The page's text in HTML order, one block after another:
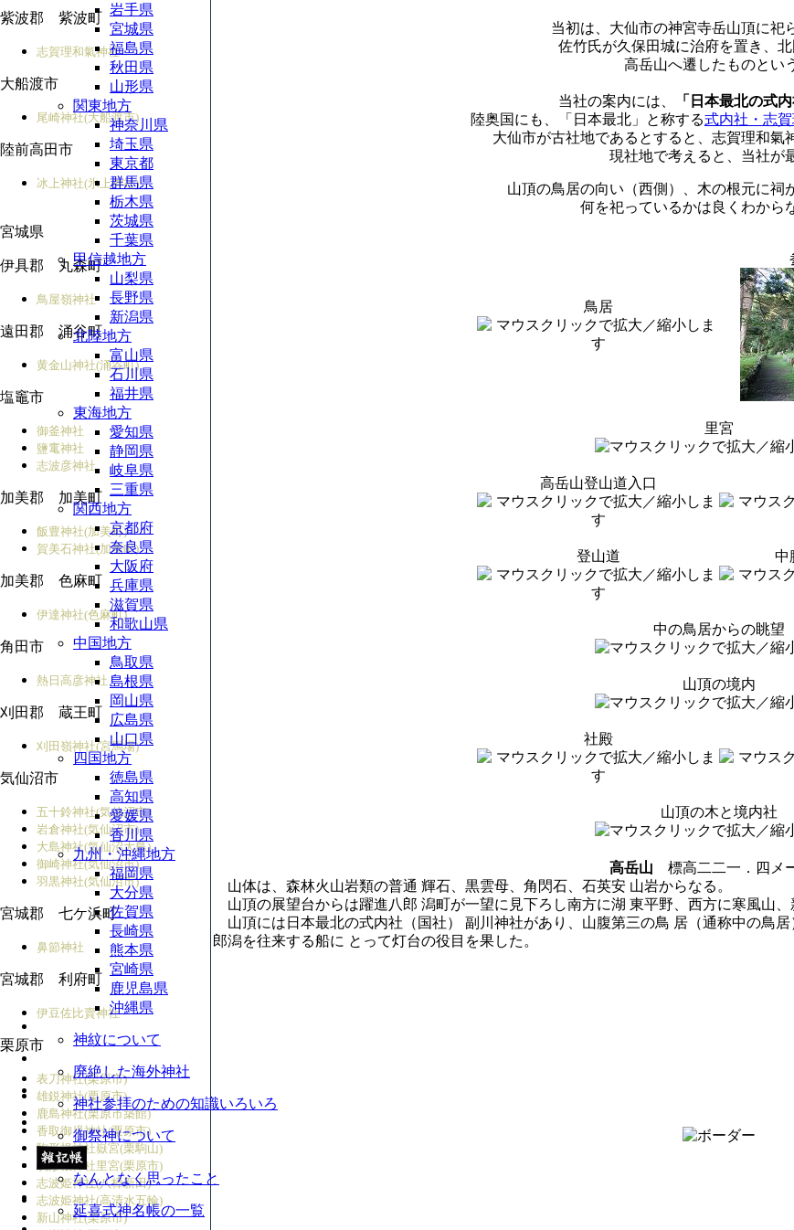
当初は、大仙市の神宮寺岳山頂に祀
佐竹氏が久保田城に治府を置き、
高岳山へ遷したものとい
当社の案内には、 「日本最北の式内
陸奥国にも、「日本最北」と称する式内社・志
大仙市が古社地であるとすると、志賀理和氣
現社地で考えると、当社が
山頂の鳥居の向い（西側）、木の根元に祠
何を祀っているかは良くわから
鳥居
里宮
高岳山登山道入口
登山道 中
中の鳥居からの眺望
山頂の境内
社殿
山頂の木と境内社
高岳山 標高二二一．四メ
山体は、森林火山岩類の普通 輝石、黒雲母、角閃石、石英安 山岩からなる。
山頂の展望台からは躍進八郎 潟町が一望に見下ろし南方に湖 東平野、西方に寒風山、
山頂には日本最北の式内社（国社） 副川神社があり、山腹第三の鳥 居（通称中の鳥
郎潟を往来する船に とって灯台の役目を果した。
紫波郡 紫波町
志賀理和氣神社
大船渡市
尾崎神社(大船渡市)
陸前高田市
冰上神社(氷上神社)
宮城県
伊具郡 丸森町
鳥屋嶺神社
遠田郡 涌谷町
黄金山神社(涌谷町)
塩竈市
御釜神社
鹽竃神社
志波彦神社
加美郡 加美町
飯豊神社(加美町)
賀美石神社(加美町)
加美郡 色麻町
伊達神社(色麻町)
角田市
熱日高彦神社
刈田郡 蔵王町
刈田嶺神社(宮馬場)
気仙沼市
五十鈴神社(気仙沼市)
岩倉神社(気仙沼市)
大島神社(気仙沼大島)
御崎神社(気仙沼市)
羽黒神社(気仙沼市)
宮城郡 七ケ浜町
鼻節神社
宮城郡 利府町
伊豆佐比賣神社
栗原市
表刀神社(栗原市)
雄鋭神社(栗原市)
鹿島神社(栗原市築館)
香取御児神社(栗原市)
駒形根神社嶽宮(栗駒山)
駒形根神社里宮(栗原市)
志波姫神社(八樟新田)
志波姫神社(高清水五輪)
新山神社(栗原市)
岩手県
宮城県
福島県
秋田県
山形県
関東地方
神奈川県
埼玉県
東京都
群馬県
栃木県
茨城県
千葉県
甲信越地方
山梨県
長野県
新潟県
北陸地方
富山県
石川県
福井県
東海地方
愛知県
静岡県
岐阜県
三重県
関西地方
京都府
奈良県
大阪府
兵庫県
滋賀県
和歌山県
中国地方
鳥取県
島根県
岡山県
広島県
山口県
四国地方
徳島県
高知県
愛媛県
香川県
九州・沖縄地方
福岡県
大分県
佐賀県
長崎県
熊本県
宮崎県
鹿児島県
沖縄県
神紋について
廃絶した海外神社
神社参拝のための知識いろいろ
御祭神について
なんとなく思ったこと
延喜式神名帳の一覧